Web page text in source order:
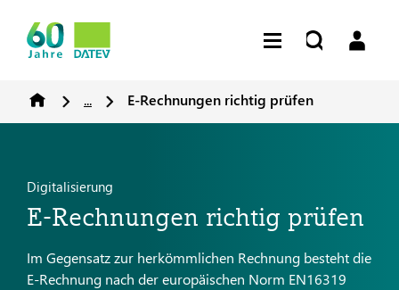
... E-Rechnungen richtig prüfen
Digitalisierung
E-Rechnungen richtig prüfen
Im Gegensatz zur herkömmlichen Rechnung besteht die
E-Rechnung nach der europäischen Norm EN16319